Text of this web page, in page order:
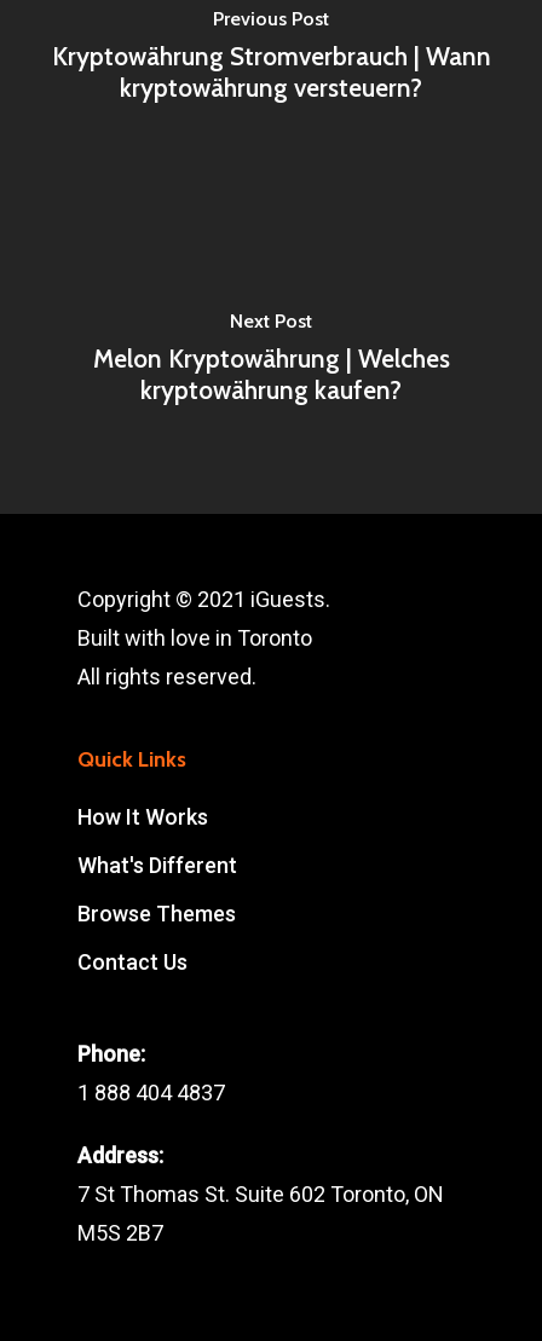
Previous Post
Kryptowährung Stromverbrauch | Wann
kryptowährung versteuern?
Next Post
Melon Kryptowährung | Welches
kryptowährung kaufen?
Copyright © 2021 iGuests.
Built with love in Toronto
All rights reserved.
Quick Links
How It Works
What's Different
Browse Themes
Contact Us
Phone:
1 888 404 4837
Address:
7 St Thomas St. Suite 602 Toronto, ON
M5S 2B7